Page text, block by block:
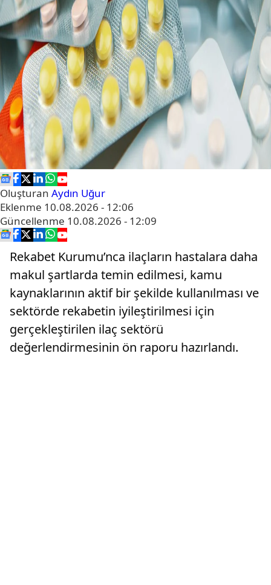
Oluşturan Aydın Uğur
Eklenme 10.08.2026 - 12:06
Güncellenme 10.08.2026 - 12:09
Rekabet Kurumu’nca ilaçların hastalara daha
makul şartlarda temin edilmesi, kamu
kaynaklarının aktif bir şekilde kullanılması ve
sektörde rekabetin iyileştirilmesi için
gerçekleştirilen ilaç sektörü
değerlendirmesinin ön raporu hazırlandı.